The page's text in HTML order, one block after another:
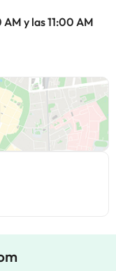
y las 11:00 AM